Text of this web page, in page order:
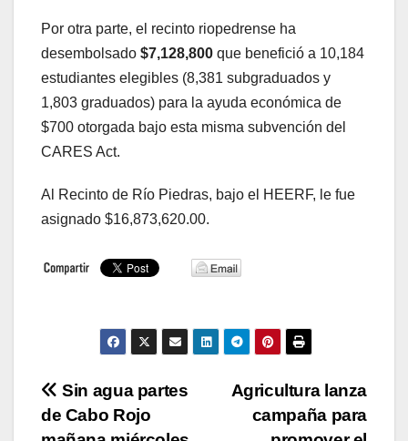
Por otra parte, el recinto riopedrense ha
desembolsado $7,128,800 que benefició a 10,184
estudiantes elegibles (8,381 subgraduados y
1,803 graduados) para la ayuda económica de
$700 otorgada bajo esta misma subvención del
CARES Act.
Al Recinto de Río Piedras, bajo el HEERF, le fue
asignado $16,873,620.00.
Navegación
de
Agricultura lanza
campaña para
Sin agua partes
de Cabo Rojo